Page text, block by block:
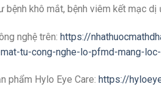
bệnh khô mắt, bệnh viêm kết mạc
nghệ trên: https://
tu-cong-nghe-lo-pfmd-mang-
phẩm Hylo Eye Care: https://